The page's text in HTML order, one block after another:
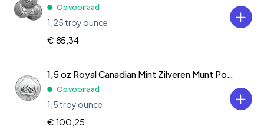
Op voorraad
1,25 troy ounce
€ 85,34
1,5 oz Royal Canadian Mint Zilveren Munt Polar Bear 2013
Op voorraad
1,5 troy ounce
€ 100,25